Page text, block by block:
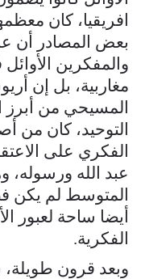
افريقيا، كان
بعض المصادر أن
والمفكرين
مغاربية، بل إن
المسيحي من أبرز
التوحيد، كان من
الفكري على
عبد الله ورسوله،
المتوسط لم يكن
أيضا ساحة لعبور
الفكرية.
وبعد قرون طويلة،